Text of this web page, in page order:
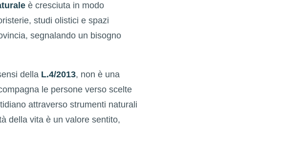
è cresciuta in modo
studi olistici e spazi
segnalando un bisogno
della L.4/2013, non è una
le persone verso scelte
attraverso strumenti naturali
della vita è un valore sentito,